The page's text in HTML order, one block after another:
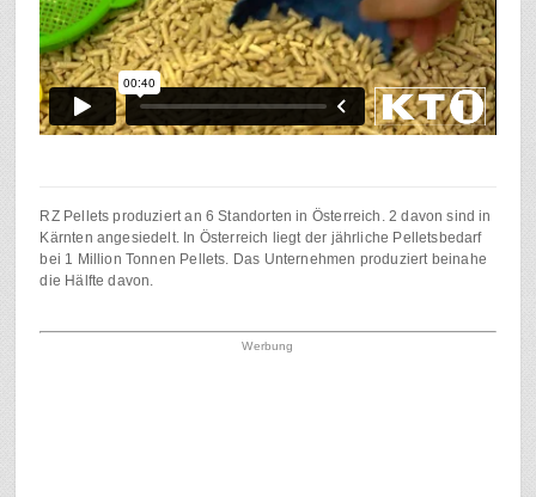
RZ Pellets produziert an 6 Standorten in Österreich. 2 davon sind in
Kärnten angesiedelt. In Österreich liegt der jährliche Pelletsbedarf
bei 1 Million Tonnen Pellets. Das Unternehmen produziert beinahe
die Hälfte davon.
Werbung